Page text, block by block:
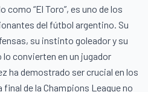
como “El Toro”, es uno de los
del fútbol argentino. Su
su instinto goleador y su
lo convierten en un jugador
ha demostrado ser crucial en los
de la Champions League no